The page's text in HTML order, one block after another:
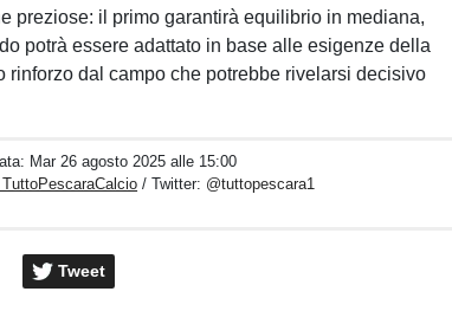
preziose: il primo garantirà equilibrio in mediana,
potrà essere adattato in base alle esigenze della
rinforzo dal campo che potrebbe rivelarsi decisivo
Mar 26 agosto 2025 alle 15:00
/ Twitter: @tuttopescara1
Tweet